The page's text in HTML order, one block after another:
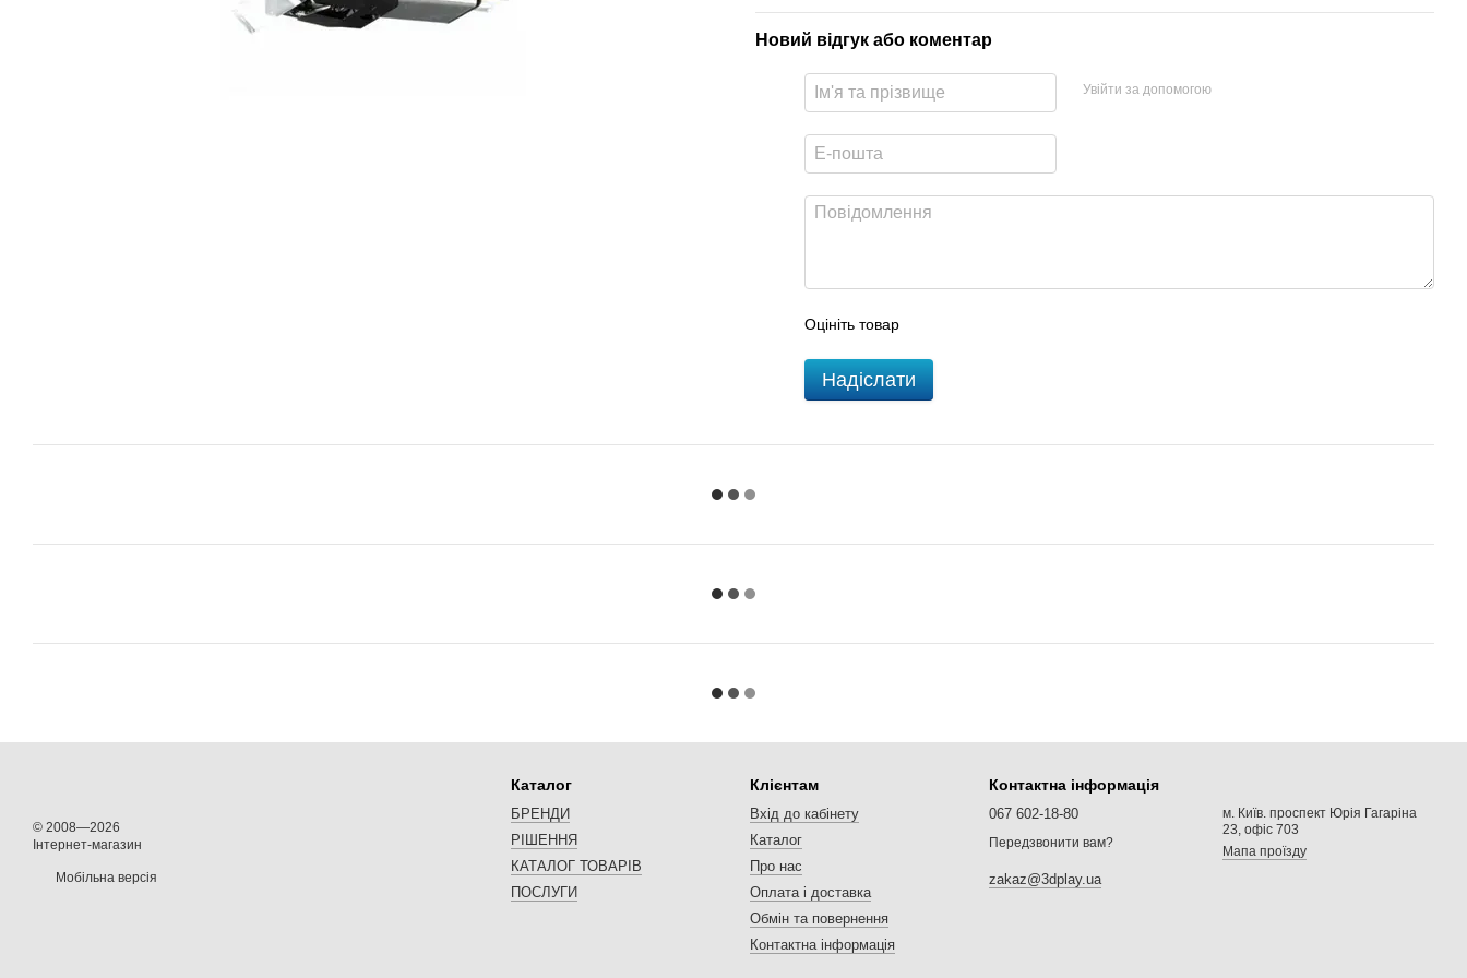
Новий відгук або коментар
Увійти за допомогою
Оцініть товар
Надіслати
© 2008—2026
Інтернет-магазин
Мобільна версія
Каталог
БРЕНДИ
РІШЕННЯ
КАТАЛОГ ТОВАРІВ
ПОСЛУГИ
Клієнтам
Вхід до кабінету
Каталог
Про нас
Оплата і доставка
Обмін та повернення
Контактна інформація
Контактна інформація
067 602-18-80
Передзвонити вам?
zakaz@3dplay.ua
м. Київ. проспект Юрія Гагаріна
23, офіс 703
Мапа проїзду